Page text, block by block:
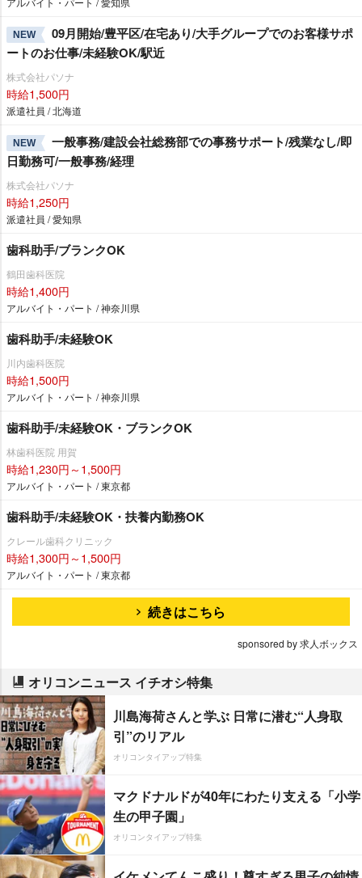
NEW
09月開始/豊平区/在宅あり/大手グループでのお客様サポ
ートのお仕事/未経験OK/駅近
株式会社パソナ
時給1,500円
派遣社員 / 北海道
NEW
一般事務/建設会社総務部での事務サポート/残業なし/即
日勤務可/一般事務/経理
株式会社パソナ
時給1,250円
派遣社員 / 愛知県
歯科助手/ブランクOK
鶴田歯科医院
時給1,400円
アルバイト・パート / 神奈川県
歯科助手/未経験OK
川内歯科医院
時給1,500円
アルバイト・パート / 神奈川県
歯科助手/未経験OK・ブランクOK
林歯科医院 用賀
時給1,230円～1,500円
アルバイト・パート / 東京都
歯科助手/未経験OK・扶養内勤務OK
クレール歯科クリニック
時給1,300円～1,500円
アルバイト・パート / 東京都
続きはこちら
sponsored by 求人ボックス
オリコンニュース イチオシ特集
川島海荷さんと学ぶ 日常に潜む“人身取
引”のリアル
オリコンタイアップ特集
マクドナルドが40年にわたり支える「小学
生の甲子園」
オリコンタイアップ特集